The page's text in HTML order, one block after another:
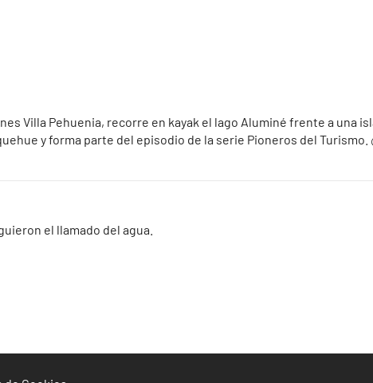
Villa Pehuenia, recorre en kayak el lago Aluminé frente a una
y forma parte del episodio de la serie Pioneros del Turismo.
el llamado del agua.